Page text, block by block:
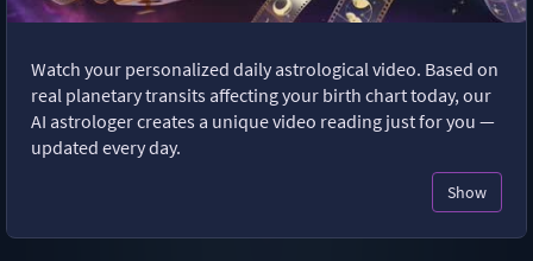
Watch your personalized daily astrological video. Based on
real planetary transits affecting your birth chart today, our
AI astrologer creates a unique video reading just for you —
updated every day.
Show